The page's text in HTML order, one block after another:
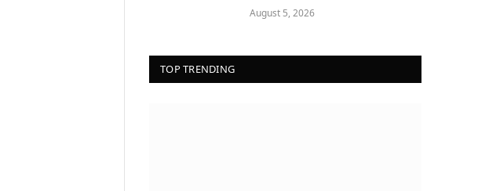
August 5, 2026
TOP TRENDING